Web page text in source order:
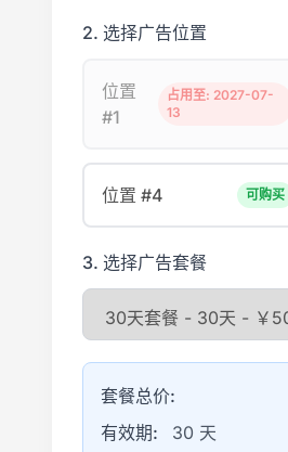
2. 选择广告位置
位置
#1
占用至: 2027-07-
13
位置 #4 可购买
3. 选择广告套餐
套餐总价:
有效期: 30 天